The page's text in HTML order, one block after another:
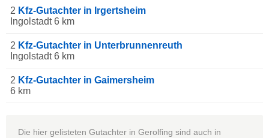
2 Kfz-Gutachter in Irgertsheim
Ingolstadt 6 km
2 Kfz-Gutachter in Unterbrunnenreuth
Ingolstadt 6 km
2 Kfz-Gutachter in Gaimersheim
6 km
Die hier gelisteten Gutachter in Gerolfing sind auch in